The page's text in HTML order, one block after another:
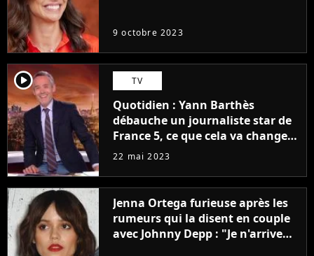
9 octobre 2023
player2 TV
Quotidien : Yann Barthès
débauche un journaliste star de
France 5, ce que cela va changer
à la rentrée
22 mai 2023
Jenna Ortega furieuse après les
rumeurs qui la disent en couple
avec Johnny Depp : "Je n'arrive